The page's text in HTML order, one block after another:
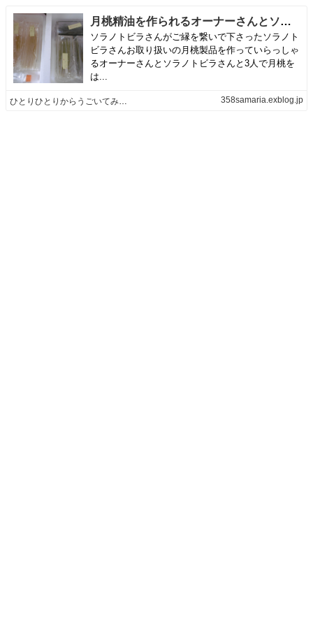
月桃精油を作られるオーナーさんとソラノトビラさんとの石けん研究会 | ひとりひとりからうごいてみよう
ソラノトビラさんがご縁を繋いで下さったソラノト
ビラさんお取り扱いの月桃製品を作っていらっしゃ
るオーナーさんとソラノトビラさんと3人で月桃を
は...
ひとりひとりからうごいてみよう 358samaria.exblog.jp